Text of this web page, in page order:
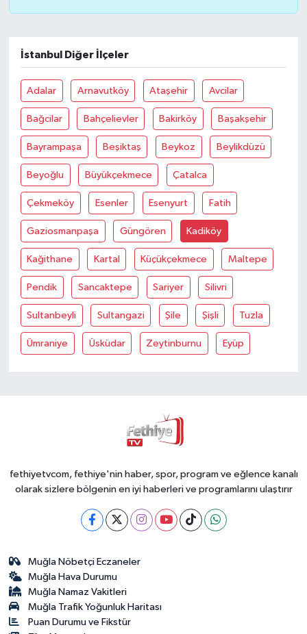
İstanbul Diğer İlçeler
Adalar Arnavutköy Ataşehir Avcilar
Bağcilar Bahçelievler Bakirköy Başakşehir
Bayrampaşa Beşiktaş Beykoz Beylikdüzü
Beyoğlu Büyükçekmece Çatalca
Çekmeköy Esenler Esenyurt Fatih
Gaziosmanpaşa Güngören Kadiköy
Kağithane Kartal Küçükçekmece Maltepe
Pendik Sancaktepe Sariyer Silivri
Sultanbeyli Sultangazi Şile Şişli Tuzla
Ümraniye Üsküdar Zeytinburnu Eyüp
fethiyetvcom, fethiye'nin haber, spor, program ve eğlence kanalı
olarak sizlere bölgenin en iyi haberleri ve programlarını ulaştırır
Muğla Nöbetçi Eczaneler
Muğla Hava Durumu
Muğla Namaz Vakitleri
Muğla Trafik Yoğunluk Haritası
Puan Durumu ve Fikstür